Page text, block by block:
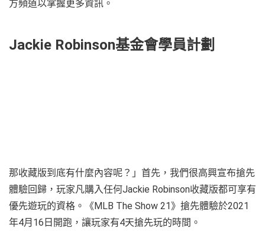
方頻道以掌握更多資訊。
Jackie Robinson基金會學員計劃
那收藏版到底有什麼內容呢？」首先，我們很高興宣布搶先
體驗回歸，玩家凡購入任何Jackie Robinson收藏版都可享有
優先遊玩的資格。《MLB The Show 21》搶先體驗於2021
年4月16日開跑，讓玩家有4天搶先玩的時間。